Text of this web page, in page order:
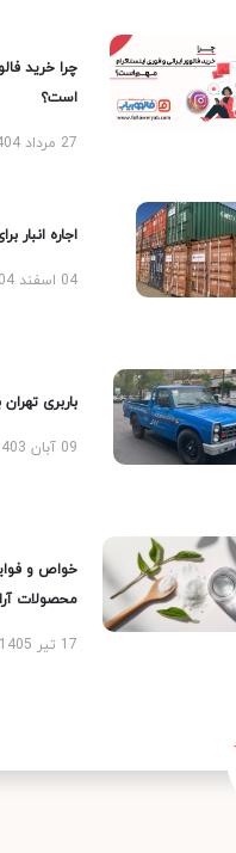
چرا خرید
است؟
27 مرداد 1404
اجاره انبار
04 اسفند 1404
باربری
09 آبان 1403
خواص و
محصولات
17 تیر 1405